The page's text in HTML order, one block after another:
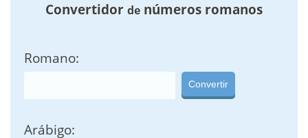
Convertidor de números romanos
Romano:
Convertir
Arábigo: